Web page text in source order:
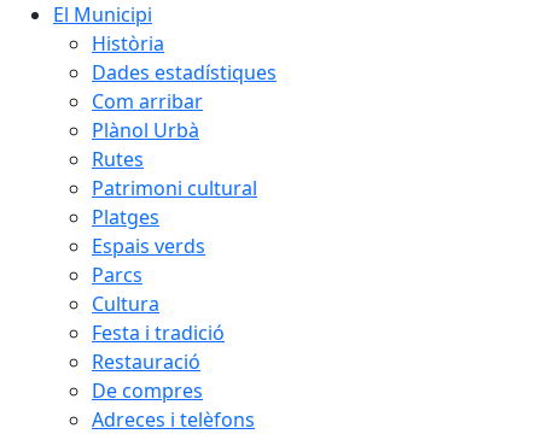
El Municipi
Història
Dades estadístiques
Com arribar
Plànol Urbà
Rutes
Patrimoni cultural
Platges
Espais verds
Parcs
Cultura
Festa i tradició
Restauració
De compres
Adreces i telèfons